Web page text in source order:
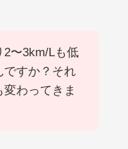
2〜3km/Lも低
ですか？それ
わってきま